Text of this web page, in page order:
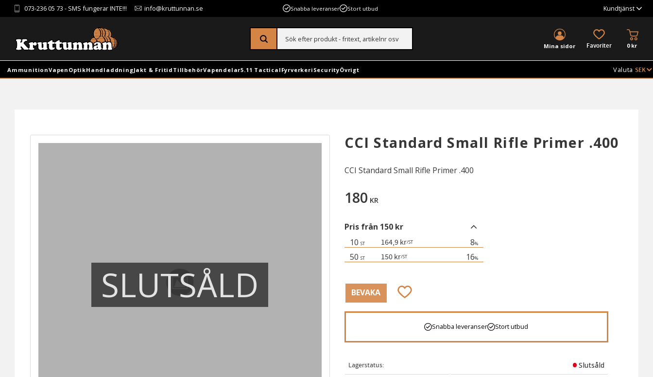
073-236 05 73 - SMS fungerar INTE!!! info@kruttunnan.se Snabba leveranser Stort utbud Kundtjänst
Mina sidor FAVORITER 0kr
AmmunitionVapen OptikHandladdningJakt & Fritid TillbehörVapendelar5.11 Tactical Fyrverkeri SecurityÖvrigt Valuta
CCI Standard Small Rifle Primer .400
CCI Standard Small Rifle Primer .400
SLUTSÅLD
180 KR
Pris från 150 kr
10 ST 164,9 kr/ST 8%
50 ST 150 kr/ST 16%
Lägg till i favoriter
BEVAKA
Snabba leveranser Stort utbud
Lagerstatus
Slutsåld